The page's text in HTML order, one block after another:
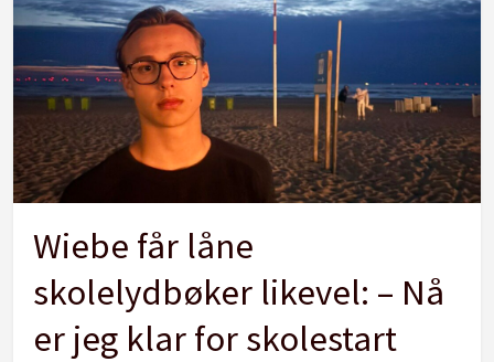
Wiebe får låne
skolelydbøker likevel: – Nå
er jeg klar for skolestart